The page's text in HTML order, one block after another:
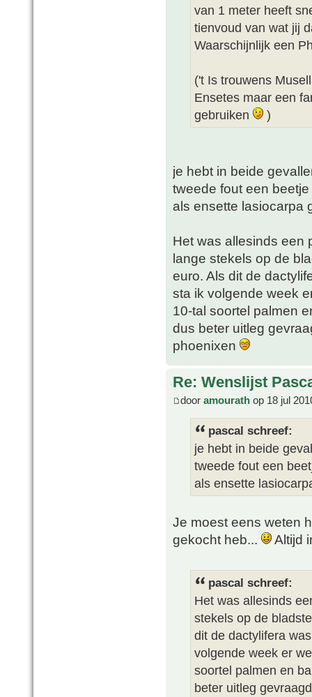
van 1 meter heeft
tienvoud van wat jij
Waarschijnlijk een
('t Is trouwens
Ensetes maar een
gebruiken
)
je hebt in beide
tweede fout een
als ensette lasiocarpa
Het was allesinds een
lange stekels op de
euro. Als dit de
sta ik volgende week
10-tal soortel palmen
dus beter uitleg
phoenixen
Re: Wenslijst
door amourath op 18 jul
pascal schreef:
je hebt in beide
tweede fout een
als ensette
Je moest eens weten
gekocht heb...
Altijd
pascal schreef:
Het was allesinds
stekels op de
dit de dactylifera
volgende week er
soortel palmen en
beter uitleg